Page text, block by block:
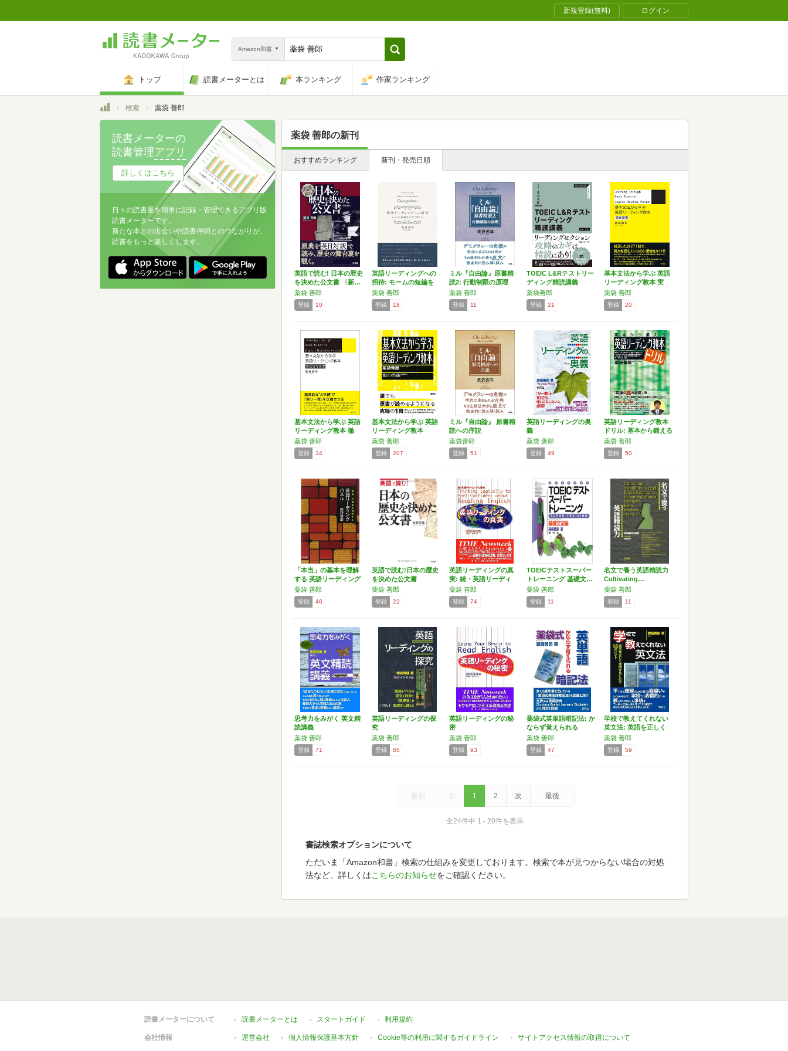
新規登録(無料) ログイン
Amazon和書
トップ 読書メーターとは 本ランキング 作家ランキング
トップ検索 薬袋 善郎
薬袋 善郎の新刊
おすすめランキング 新刊・発売日順
英語で読む! 日本の歴史
を決めた公文書 〈新…
薬袋 善郎
登録 10
英語リーディングへの
招待: モームの短編を
原…
薬袋 善郎
登録 18
ミル『自由論』原書精
読2: 行動制限の原理
薬袋 善郎
登録 11
TOEIC L&Rテストリー
ディング精読講義
薬袋善郎
登録 21
基本文法から学ぶ 英語
リーディング教本 実
践…
薬袋 善郎
登録 20
基本文法から学ぶ 英語
リーディング教本 徹
底…
薬袋 善郎
登録 34
基本文法から学ぶ 英語
リーディング教本
薬袋 善郎
登録 207
ミル『自由論』 原書精
読への序説
薬袋善郎
登録 51
英語リーディングの奥
義
薬袋 善郎
登録 49
英語リーディング教本
ドリル: 基本から鍛える
薬袋 善郎
登録 50
「本当」の基本を理解
する 英語リーディング
パ…
薬袋 善郎
登録 46
英語で読む!日本の歴史
を決めた公文書
薬袋 善郎
登録 22
英語リーディングの真
実: 続・英語リーディ
ン…
薬袋 善郎
登録 74
TOEICテストスーパー
トレーニング 基礎文…
薬袋 善郎
登録 11
名文で養う英語精読力
Cultivating…
薬袋 善郎
登録 11
思考力をみがく 英文精
読講義
薬袋 善郎
登録 71
英語リーディングの探
究
薬袋 善郎
登録 65
英語リーディングの秘
密
薬袋 善郎
登録 93
薬袋式英単語暗記法: か
ならず覚えられる
薬袋 善郎
登録 47
学校で教えてくれない
英文法: 英語を正しく
理…
薬袋 善郎
登録 59
最初 前 1 2 次 最後
全24件中 1 - 20件を表示
書誌検索オプションについて
ただいま「Amazon和書」検索の仕組みを変更しております。検索で本が見つからない場合の対処
法など、詳しくはこちらのお知らせをご確認ください。
読書メーターの
読書管理アプリ
詳しくはこちら
日々の読書量を簡単に記録・管理できるアプリ版
読書メーターです。
新たな本との出会いや読書仲間とのつながりが、
読書をもっと楽しくします。
読書メーターについて 読書メーターとは スタートガイド 利用規約
会社情報 運営会社 個人情報保護基本方針 Cookie等の利用に関するガイドライン サイトアクセス情報の取得について